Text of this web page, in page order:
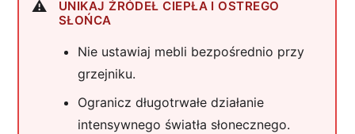
UNIKAJ ŹRÓDEŁ CIEPŁA I OSTREGO
SŁOŃCA
Nie ustawiaj mebli bezpośrednio przy
grzejniku.
Ogranicz długotrwałe działanie
intensywnego światła słonecznego.